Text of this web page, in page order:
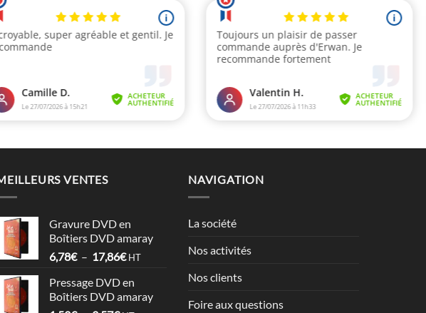
VENTES
Gravure DVD en
Boîtiers DVD amaray
6,78€ – 17,86€Plage
prix :
6,78€
HT
Pressage DVD en
Boîtiers DVD amaray
NAVIGATION
La société
Nos activités
Nos clients
Foire aux questions